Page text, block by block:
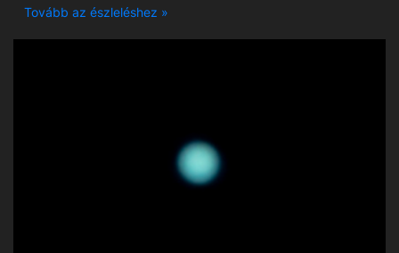
mozgatni a tükör dőlés miatt.
Tovább az észleléshez »